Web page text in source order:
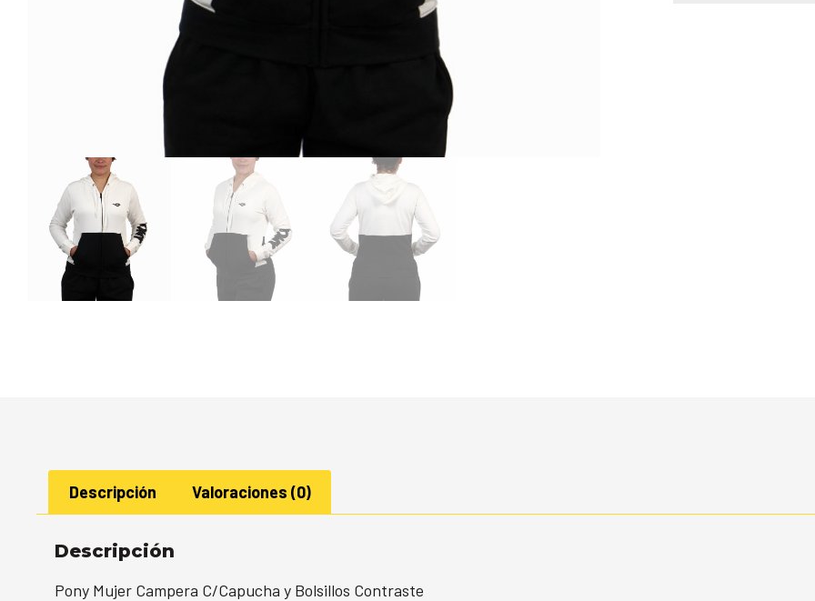
Descripción Valoraciones (0)
Descripción
Pony Mujer Campera C/Capucha y Bolsillos Contraste